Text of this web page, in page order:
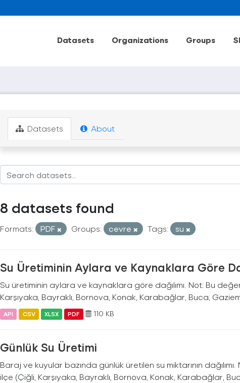
Datasets Organizations Groups
Datasets About
8 datasets found
Formats: PDF Groups: cevre Tags: su
Su Üretiminin Aylara ve Kaynaklara Göre
Su üretiminin aylara ve kaynaklara göre dağılımı. Not: Bu
Karşıyaka, Bayraklı, Bornova, Konak, Karabağlar, Buca,
API CSV XLSX PDF 110 KB
Günlük Su Üretimi
Baraj ve kuyular bazında günlük üretilen su miktarının
ilçe (Çiğli, Karşıyaka, Bayraklı, Bornova, Konak, Karabağlar,